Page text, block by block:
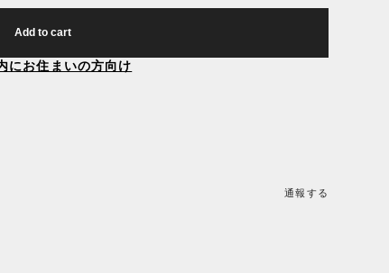
Add to cart
にお住まいの方向け
通報する